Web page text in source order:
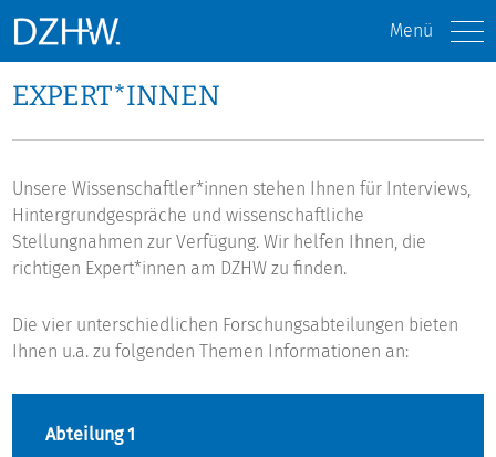
Menü
EXPERT*INNEN
Unsere Wissenschaftler*innen stehen Ihnen für Interviews,
Hintergrundgespräche und wissenschaftliche
Stellungnahmen zur Verfügung. Wir helfen Ihnen, die
richtigen Expert*innen am DZHW zu finden.
Die vier unterschiedlichen Forschungsabteilungen bieten
Ihnen u.a. zu folgenden Themen Informationen an:
Abteilung 1